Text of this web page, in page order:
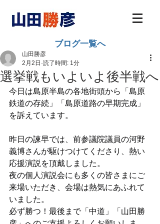
ブログ一覧へ
選挙戦もいよいよ後半戦へ
山田勝彦
2月2日 読了時間: 1分
今日は島原半島の各地街頭から「島原
鉄道の存続」「島原道路の早期完成」
を訴えています。
昨日の諫早では、前参議院議員の河野
義博さんが駆けつけてくださり、熱い
応援演説を頂戴しました。
夜の個人演説会にも多くの皆さまにご
来場いただき、会場は熱気にあふれて
いました。
必ず勝つ！最後まで「中道」「山田勝